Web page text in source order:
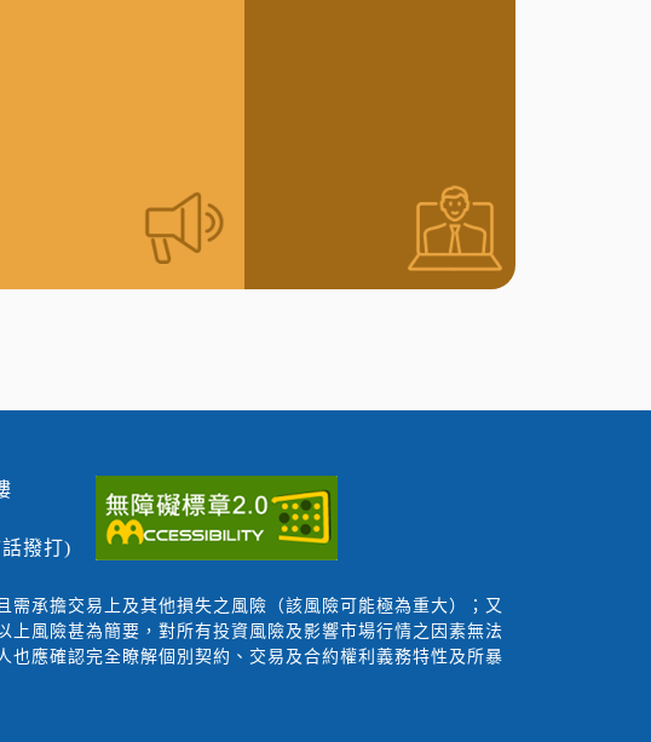
撥打)
承擔交易上及其他損失之風險（該風險可能極為重大）；又
風險甚為簡要，對所有投資風險及影響市場行情之因素無法
應確認完全瞭解個別契約、交易及合約權利義務特性及所暴